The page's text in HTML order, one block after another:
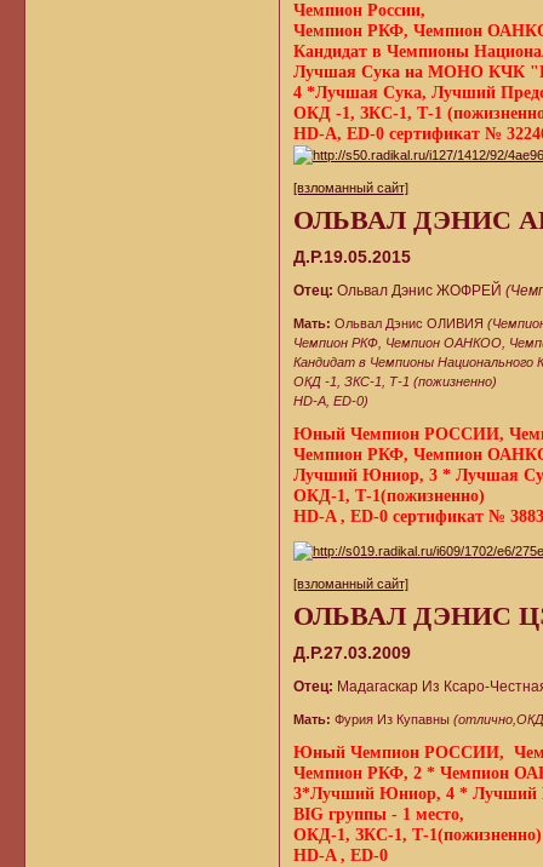
Чемпион России,
Чемпион РКФ, Чемпион
Кандидат в Чемпионы
Лучшая Сука на МОНО КЧК
4 *Лучшая Сука, Лучший
ОКД -1, ЗКС-1, Т-1
HD-А, ED-0 сертификат №
[взломанный сайт]
ОЛЬВАЛ ДЭНИС
Д.Р.19.05.2015
Отец: Ольвал Дэнис ЖОФРЕЙ
Мать: Ольвал Дэнис ОЛИВИЯ
Чемпион РКФ, Чемпион ОАНКОО,
Кандидат в Чемпионы Национального
ОКД -1, ЗКС-1, Т-1 (пожизненно)
HD-А, ED-0)
Юный Чемпион РОССИИ,
Чемпион РКФ, Чемпион
Лучший Юниор, 3 * Лучшая
ОКД-1, Т-1(пожизненно)
HD-A , ED-0 сертификат №
[взломанный сайт]
ОЛЬВАЛ ДЭНИС
Д.Р.27.03.2009
Отец: Мадагаскар Из Ксаро-
Мать: Фурия Из Купавны
Юный Чемпион РОССИИ,
Чемпион РКФ, 2 * Чемпион
3*Лучший Юниор, 4 * Лучший
BIG группы - 1 место,
ОКД-1, ЗКС-1, Т-1(пожизненно)
HD-A , ED-0